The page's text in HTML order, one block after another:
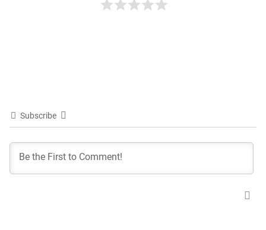
Subscribe